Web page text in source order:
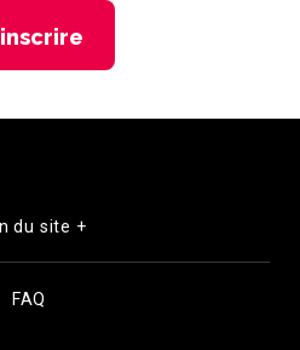
du site +
FAQ